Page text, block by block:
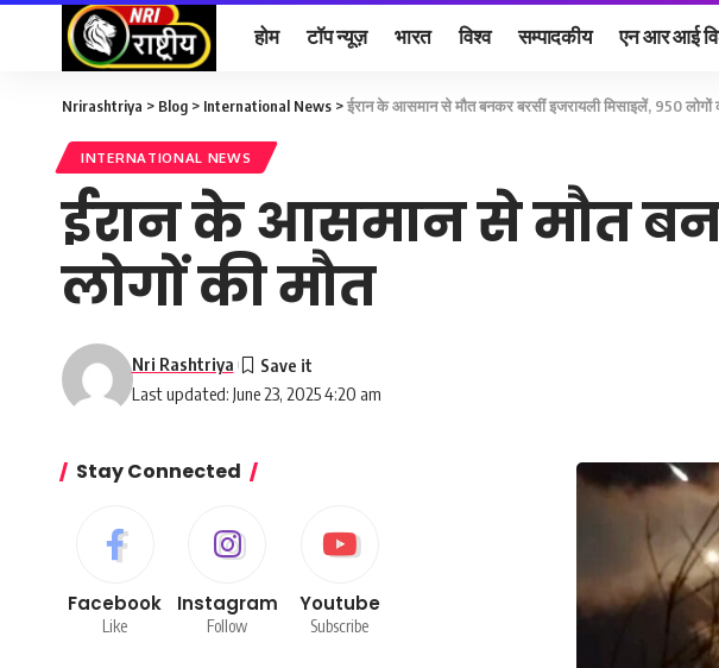
होम टॉप न्यूज़ भारत विश्व सम्पादकीय एन आर आई
Nrirashtriya > Blog > International News >ईरान के आसमान से मौत बनकर बरसीं इजरायली मिसाइलें, 950 लोगों
INTERNATIONAL NEWS
ईरान के आसमान से मौत
लोगों की मौत
Last updated: June 23, 2025 4:20 am
Nri Rashtriya
Stay Connected
Facebook
Like
Instagram
Follow
Youtube
Subscribe